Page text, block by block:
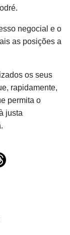
negocial e o
as posições a
os seus
rapidamente,
permita o
justa